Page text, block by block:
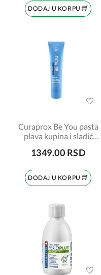
DODAJ U KORPU
Curaprox Be You pasta
plava kupina i sladić
1349.00 RSD
DODAJ U KORPU